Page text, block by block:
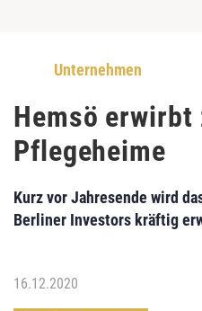
Unternehmen
Hemsö erwirbt
Pflegeheime
Kurz vor Jahresende wird
Berliner Investors kräftig
16.12.2020